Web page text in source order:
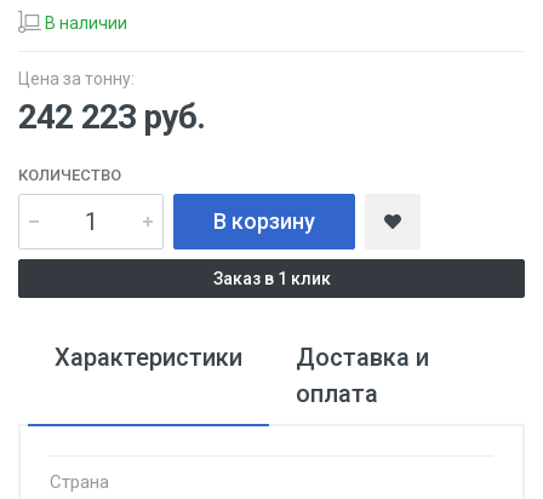
В наличии
Цена за тонну:
242 223 руб.
КОЛИЧЕСТВО
В корзину
Заказ в 1 клик
Характеристики
Доставка и
оплата
Страна